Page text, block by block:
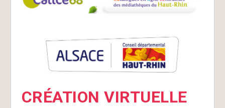
CRÉATION VIRTUELLE